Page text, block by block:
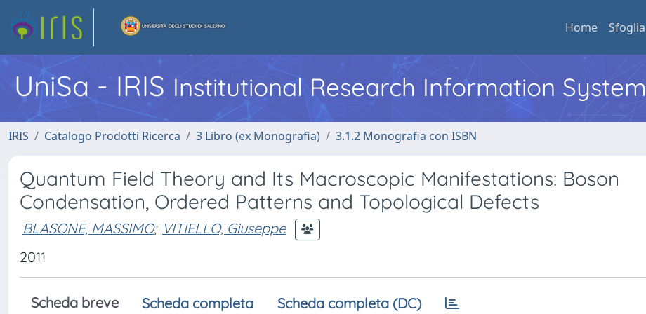
Home Sfoglia
UniSa - IRIS Institutional Research Information System
IRIS Catalogo Prodotti Ricerca 3 Libro (ex Monografia) 3.1.2 Monografia con ISBN
Quantum Field Theory and Its Macroscopic Manifestations: Boson
Condensation, Ordered Patterns and Topological Defects
BLASONE, MASSIMO; VITIELLO, Giuseppe
2011
Scheda breve Scheda completa Scheda completa (DC)